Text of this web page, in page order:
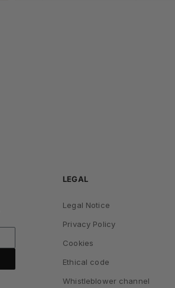
LEGAL
Legal Notice
Privacy Policy
Cookies
Ethical code
Whistleblower channel